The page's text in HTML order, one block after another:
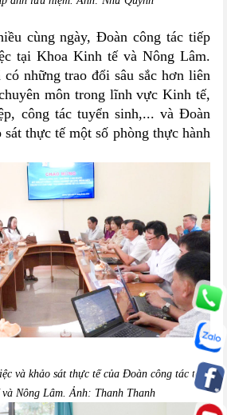
cùng ngày, Đoàn công tác tiếp
tại Khoa Kinh tế và Nông Lâm.
những trao đổi sâu sắc hơn liên
môn trong lĩnh vực Kinh tế,
công tác tuyển sinh,... và Đoàn
sát thực tế một số phòng thực hành
và khảo sát thực tế của Đoàn công tác tại
Nông Lâm. Ảnh: Thanh Thanh